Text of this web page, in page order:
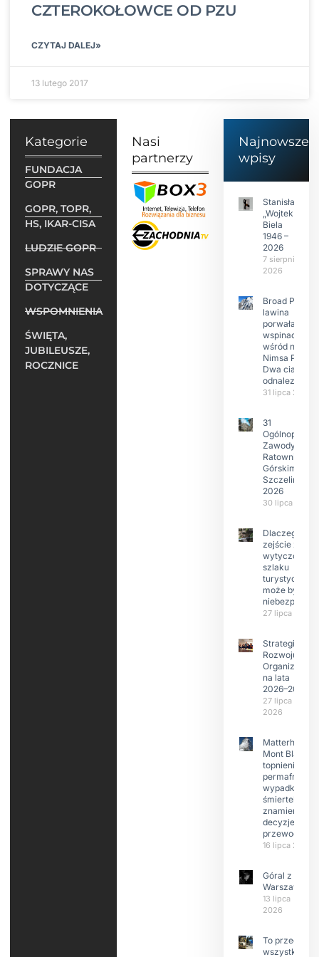
CZTEROKOŁOWCE OD PZU
CZYTAJ DALEJ»
13 lutego 2017
Kategorie
FUNDACJA
GOPR
GOPR, TOPR,
HS, IKAR-CISA
LUDZIE GOPR
SPRAWY NAS
DOTYCZĄCE
WSPOMNIENIA
ŚWIĘTA,
JUBILEUSZE,
ROCZNICE
Nasi
partnerzy
Najnowsze
wpisy
Stanisław
„Wojtek”
Biela
1946 –
2026
7 sierpnia
2026
Broad Peak:
lawina
porwała 10
wspinaczy,
wśród nich
Nimsa Purję.
Dwa ciała
odnalezione.
31 lipca 2026
31
Ogólnopolskie
Zawody w
Ratownictwie
Górskim –
Szczeliniec
2026
30 lipca 2026
Dlaczego
zejście z
wytyczonego
szlaku
może być
27 lipca 2026
Strategia
Rozwoju
Organizacji
na lata
2026–2029
27 lipca
2026
Matterhorn i
Mont Blanc:
topnienie
permafrost,
wypadki
śmiertelne,
znamienne
decyzje
16 lipca 2026
Góral z
Warszawy.
13 lipca
2026
To przede
wszystkim